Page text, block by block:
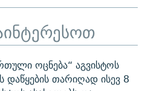
ოცნება“ აგვისტოს
დაწყების თარიღად ისევ 8